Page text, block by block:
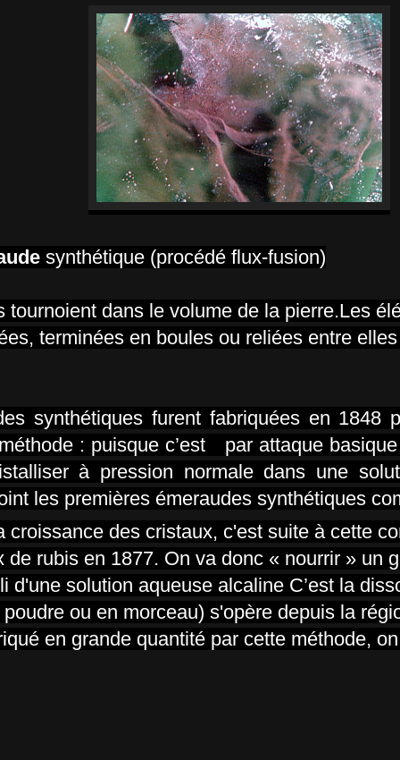
synthétique (procédé flux-fusion)
tournoient dans le volume de la pierre.Les
terminées en boules ou reliées entre
synthétiques furent fabriquées en 1848
: puisque c’est par attaque
à pression normale dans une
les premières émeraudes synthétiques
croissance des cristaux, c'est suite à cette
de rubis en 1877. On va donc « nourrir » un
d'une solution aqueuse alcaline C’est la
ou en morceau) s'opère depuis la
en grande quantité par cette méthode,